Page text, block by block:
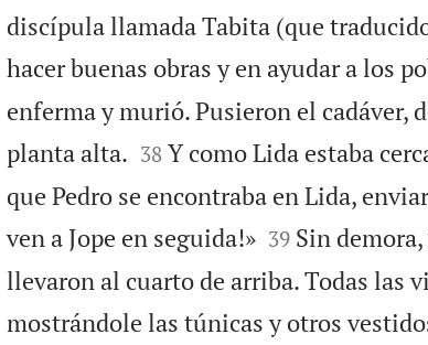
discípula llamada Tabita (que
hacer buenas obras y en ayudar a los
enferma y murió. Pusieron el cadáver,
planta alta.
38 Y como Lida estaba
que Pedro se encontraba en Lida,
ven a Jope en seguida!»
39 Sin
llevaron al cuarto de arriba. Todas las
mostrándole las túnicas y otros